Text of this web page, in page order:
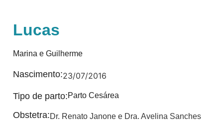
Lucas
Marina e Guilherme
Nascimento:23/07/2016
Tipo de parto:Parto Cesárea
Obstetra:Dr. Renato Janone e Dra. Avelina Sanches